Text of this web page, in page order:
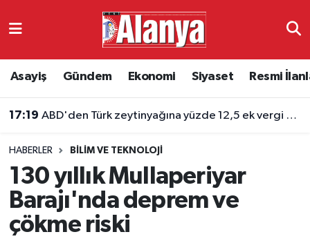
Asayiş Gündem Ekonomi Siyaset Resmi
17:19 ABD'den Türk zeytinyağına yüzde 12,5 ek vergi kararı
HABERLER BILIM VE TEKNOLOJI
130 yıllık Mullaperiyar
Barajı'nda deprem ve
çökme riski
Ekonomi
Resmi İlanlar
Alanyaspor
Antalya Namaz Vakitleri
Antalya Trafik Yoğunluk Haritası
Süper Lig Puan Durumu ve Fikstür
Tüm Manşetler